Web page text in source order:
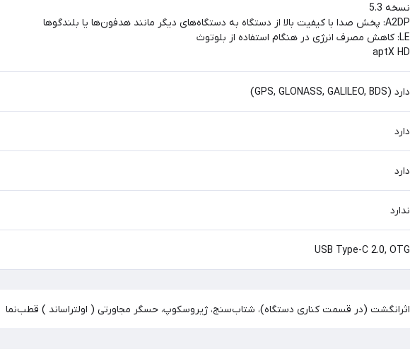
نسخه 5.3
A2DP: پخش صدا با کیفیت بالا از دستگاه به دستگاه‌های دیگر مانند هدفون‌ها یا بلندگوها
LE: کاهش مصرف انرژی در هنگام استفاده از بلوتوث
aptX HD
دارد (GPS, GLONASS, GALILEO, BDS)
دارد
دارد
ندارد
USB Type-C 2.0, OTG
اثرانگشت (در قسمت کناری دستگاه)، شتاب‌سنج، ژیروسکوپ، حسگر مجاورتی ( اولتراساند ) قطب‌نما